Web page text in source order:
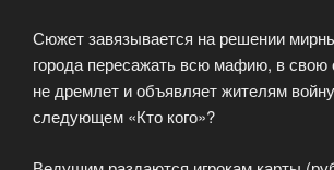
Сюжет завязывается на решении
города пересажать всю мафию, в
не дремлет и объявляет жителям
следующем «Кто кого»?